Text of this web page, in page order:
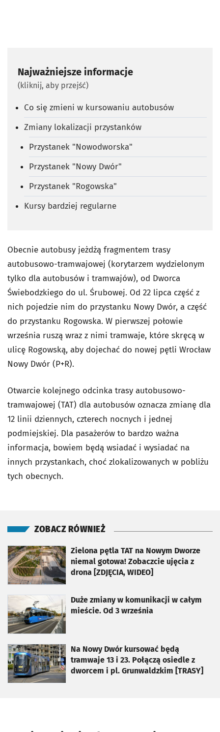
Najważniejsze informacje
(kliknij, aby przejść)
Co się zmieni w kursowaniu autobusów
Zmiany lokalizacji przystanków
Przystanek "Nowodworska"
Przystanek "Nowy Dwór"
Przystanek "Rogowska"
Kursy bardziej regularne
Obecnie autobusy jeżdżą fragmentem trasy
autobusowo-tramwajowej (korytarzem wydzielonym
tylko dla autobusów i tramwajów), od Dworca
Świebodzkiego do ul. Śrubowej. Od 22 lipca część z
nich pojedzie nim do przystanku Nowy Dwór, a część
do przystanku Rogowska. W pierwszej połowie
września ruszą wraz z nimi tramwaje, które skręcą w
ulicę Rogowską, aby dojechać do nowej pętli Wrocław
Nowy Dwór (P+R).
Otwarcie kolejnego odcinka trasy autobusowo-
tramwajowej (TAT) dla autobusów oznacza zmianę dla
12 linii dziennych, czterech nocnych i jednej
podmiejskiej. Dla pasażerów to bardzo ważna
informacja, bowiem będą wsiadać i wysiadać na
innych przystankach, choć zlokalizowanych w pobliżu
tych obecnych.
ZOBACZ RÓWNIEŻ
Zielona pętla TAT na Nowym Dworze
niemal gotowa! Zobaczcie ujęcia z
drona [ZDJĘCIA, WIDEO]
otworzy się w nowej karcie
Duże zmiany w komunikacji w całym
mieście. Od 3 września
otworzy się w nowej karcie
Na Nowy Dwór kursować będą
tramwaje 13 i 23. Połączą osiedle z
dworcem i pl. Grunwaldzkim [TRASY]
otworzy się w nowej karcie